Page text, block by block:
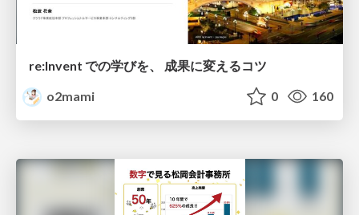
re:Invent での学びを、 成果に変えるコツ
o2mami
0 160